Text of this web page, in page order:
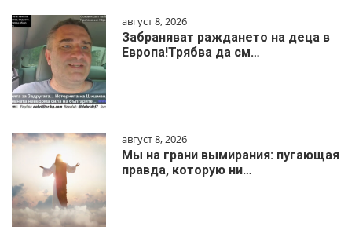
август 8, 2026
Забраняват раждането на деца в
Европа!Трябва да см…
август 8, 2026
Мы на грани вымирания: пугающая
правда, которую ни…